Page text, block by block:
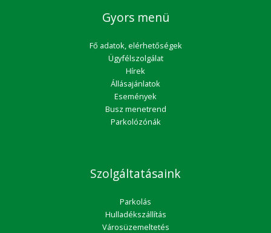
Gyors menü
Fő adatok, elérhetőségek
Ügyfélszolgálat
Hírek
Állásajánlatok
Események
Busz menetrend
Parkolózónák
Szolgáltatásaink
Parkolás
Hulladékszállítás
Városüzemeltetés